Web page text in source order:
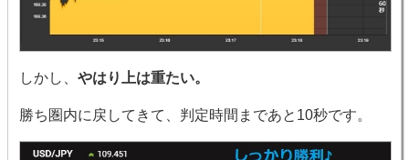
しかし、 やはり上は重たい。
勝ち圏内に戻してきて、判定時間まであと10秒です。